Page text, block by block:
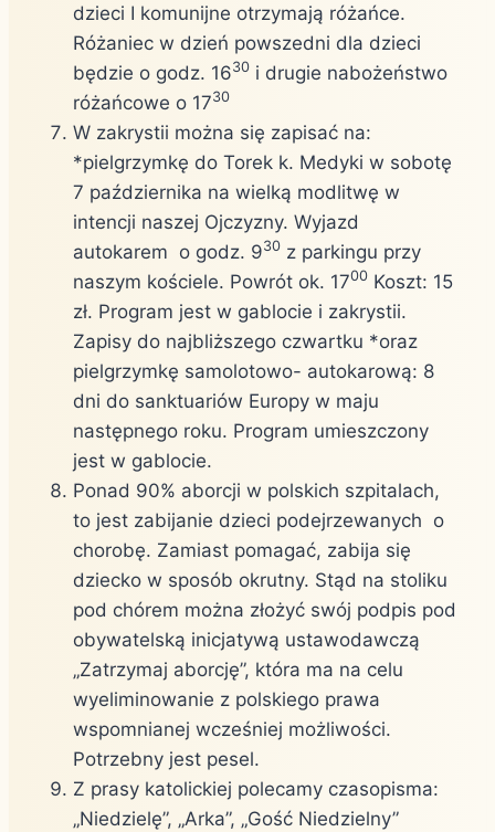
dzieci I komunijne otrzymają różańce.
Różaniec w dzień powszedni dla dzieci
będzie o godz. 1630 i drugie nabożeństwo
różańcowe o 1730
W zakrystii można się zapisać na:
*pielgrzymkę do Torek k. Medyki w sobotę
7 października na wielką modlitwę w
intencji naszej Ojczyzny. Wyjazd
autokarem o godz. 930 z parkingu przy
naszym kościele. Powrót ok. 1700 Koszt: 15
zł. Program jest w gablocie i zakrystii.
Zapisy do najbliższego czwartku *oraz
pielgrzymkę samolotowo- autokarową: 8
dni do sanktuariów Europy w maju
następnego roku. Program umieszczony
jest w gablocie.
Ponad 90% aborcji w polskich szpitalach,
to jest zabijanie dzieci podejrzewanych o
chorobę. Zamiast pomagać, zabija się
dziecko w sposób okrutny. Stąd na stoliku
pod chórem można złożyć swój podpis pod
obywatelską inicjatywą ustawodawczą
„Zatrzymaj aborcję”, która ma na celu
wyeliminowanie z polskiego prawa
wspomnianej wcześniej możliwości.
Potrzebny jest pesel.
Z prasy katolickiej polecamy czasopisma:
„Niedzielę”, „Arka”, „Gość Niedzielny”